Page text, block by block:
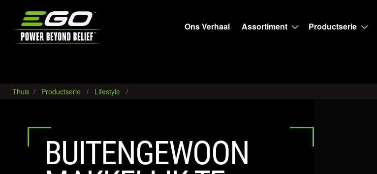
Ons Verhaal
Assortiment Productserie
Thuis Productserie Lifestyle
BUITENGEWOON